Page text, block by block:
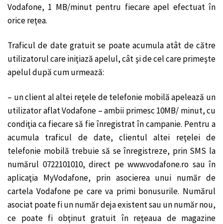
Vodafone, 1 MB/minut pentru fiecare apel efectuat în
orice reţea.
Traficul de date gratuit se poate acumula atât de către
utilizatorul care iniţiază apelul, cât şi de cel care primeşte
apelul după cum urmează:
– un client al altei reţele de telefonie mobilă apelează un
utilizator aflat Vodafone – ambii primesc 10MB/ minut, cu
condiţia ca fiecare să fie înregistrat în campanie. Pentru a
acumula traficul de date, clientul altei reţelei de
telefonie mobilă trebuie să se înregistreze, prin SMS la
numărul 0722101010, direct pe www.vodafone.ro sau în
aplicaţia MyVodafone, prin asocierea unui număr de
cartela Vodafone pe care va primi bonusurile. Numărul
asociat poate fi un număr deja existent sau un număr nou,
ce poate fi obţinut gratuit în reţeaua de magazine